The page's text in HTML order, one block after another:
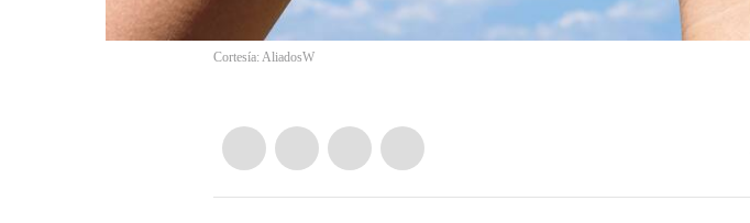
Cortesía: AliadosW